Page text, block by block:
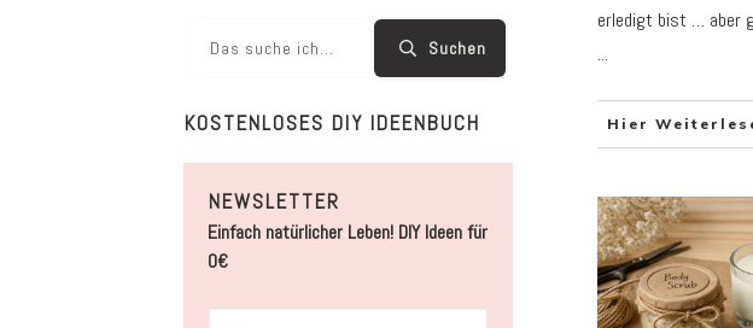
erledigt bist … aber
...
Hier
Suchen
KOSTENLOSES DIY IDEENBUCH
NEWSLETTER
Einfach natürlicher Leben! DIY Ideen für
0€